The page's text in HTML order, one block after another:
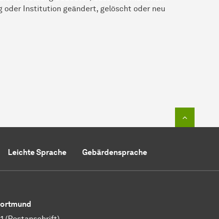
oder Institution geändert, gelöscht oder neu
Leichte Sprache Gebärdensprache